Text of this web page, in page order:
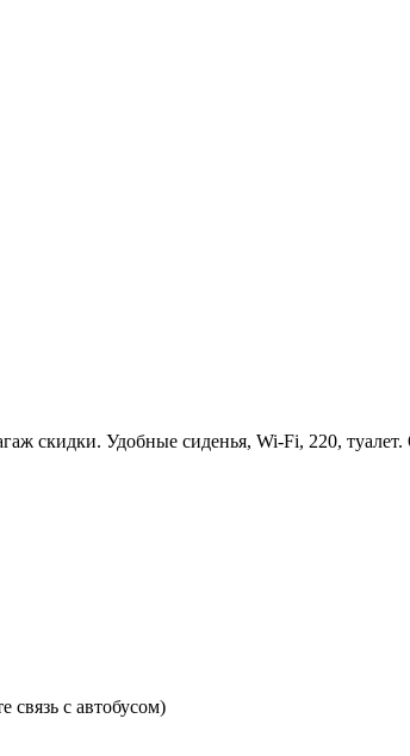
скидки. Удобные сиденья, Wi-Fi, 220,
связь с автобусом)